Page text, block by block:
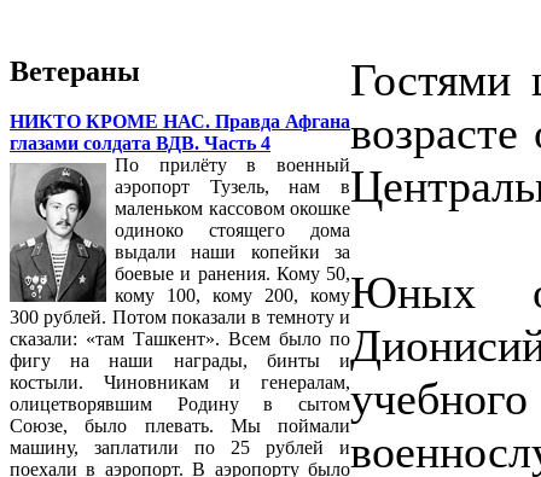
Ветераны
НИКТО КРОМЕ НАС. Правда Афгана
глазами солдата ВДВ. Часть 4
По прилёту в военный
аэропорт Тузель, нам в
маленьком кассовом окошке
одиноко стоящего дома
выдали наши копейки за
боевые и ранения. Кому 50,
кому 100, кому 200, кому
300 рублей. Потом показали в темноту и
сказали: «там Ташкент». Всем было по
фигу на наши награды, бинты и
костыли. Чиновникам и генералам,
олицетворявшим Родину в сытом
Союзе, было плевать. Мы поймали
машину, заплатили по 25 рублей и
поехали в аэропорт. В аэропорту было
Гостями
Юных